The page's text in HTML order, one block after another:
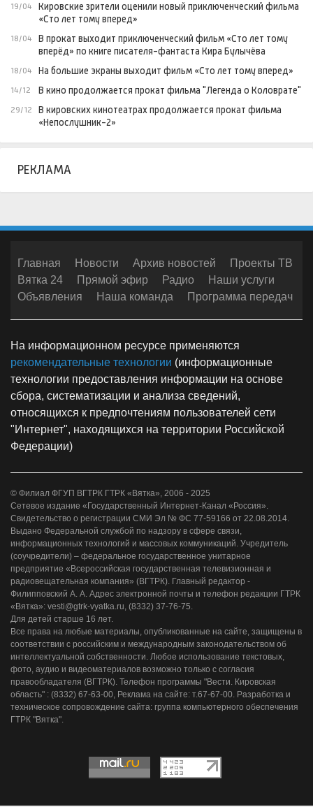
19/04
Кировские зрители оценили новый приключенческий фильма
«Сто лет тому вперед»
18/04
В прокат выходит приключенческий фильм «Сто лет тому
вперёд» по книге писателя-фантаста Кира Булычёва
18/04 На большие экраны выходит фильм «Сто лет тому вперед»
14/12 В кино продолжается прокат фильма "Легенда о Коловрате"
29/12
В кировских кинотеатрах продолжается прокат фильма
«Непослушник-2»
РЕКЛАМА
Главная Новости Архив новостей
Проекты ТВ
Вятка 24
Прямой эфир Радио
Наши услуги
Объявления
Наша команда Программа передач
На информационном ресурсе применяются
рекомендательные технологии (информационные
технологии предоставления информации на основе
сбора, систематизации и анализа сведений,
относящихся к предпочтениям пользователей сети
"Интернет", находящихся на территории Российской
Федерации)
© Филиал ФГУП ВГТРК ГТРК «Вятка», 2006 - 2025
Сетевое издание «Государственный Интернет-Канал «Россия».
Свидетельство о регистрации СМИ Эл № ФС 77-59166 от 22.08.2014.
Выдано Федеральной службой по надзору в сфере связи,
информационных технологий и массовых коммуникаций. Учредитель
(соучредители) – федеральное государственное унитарное
предприятие «Всероссийская государственная телевизионная и
радиовещательная компания» (ВГТРК). Главный редактор -
Филипповский А. А. Адрес электронной почты и телефон редакции ГТРК
«Вятка»: vesti@gtrk-vyatka.ru, (8332) 37-76-75.
Для детей старше 16 лет.
Все права на любые материалы, опубликованные на сайте, защищены в
соответствии с российским и международным законодательством об
интеллектуальной собственности. Любое использование текстовых,
фото, аудио и видеоматериалов возможно только с согласия
правообладателя (ВГТРК). Телефон программы "Вести. Кировская
область" : (8332) 67-63-00, Реклама на сайте: т.67-67-00. Разработка и
техническое сопровождение сайта: группа компьютерного обеспечения
ГТРК "Вятка".